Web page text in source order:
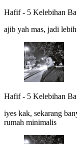
Hafif- 5 Kelebihan
ajib yah mas, jadi
Hafif- 5 Kelebihan
iyes kak, sekarang
rumah minimalis